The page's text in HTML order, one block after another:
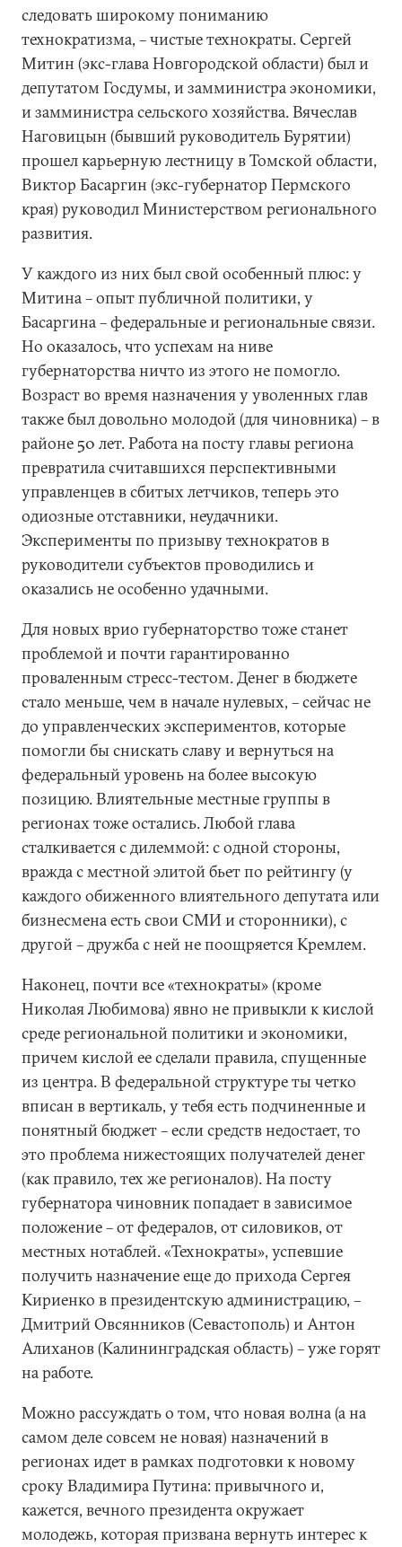
следовать широкому пониманию
технократизма, – чистые технократы. Сергей
Митин (экс-глава Новгородской области) был и
депутатом Госдумы, и замминистра экономики,
и замминистра сельского хозяйства. Вячеслав
Наговицын (бывший руководитель Бурятии)
прошел карьерную лестницу в Томской области,
Виктор Басаргин (экс-губернатор Пермского
края) руководил Министерством регионального
развития.
У каждого из них был свой особенный плюс: у
Митина – опыт публичной политики, у
Басаргина – федеральные и региональные связи.
Но оказалось, что успехам на ниве
губернаторства ничто из этого не помогло.
Возраст во время назначения у уволенных глав
также был довольно молодой (для чиновника) – в
районе 50 лет. Работа на посту главы региона
превратила считавшихся перспективными
управленцев в сбитых летчиков, теперь это
одиозные отставники, неудачники.
Эксперименты по призыву технократов в
руководители субъектов проводились и
оказались не особенно удачными.
Для новых врио губернаторство тоже станет
проблемой и почти гарантированно
проваленным стресс-тестом. Денег в бюджете
стало меньше, чем в начале нулевых, – сейчас не
до управленческих экспериментов, которые
помогли бы снискать славу и вернуться на
федеральный уровень на более высокую
позицию. Влиятельные местные группы в
регионах тоже остались. Любой глава
сталкивается с дилеммой: с одной стороны,
вражда с местной элитой бьет по рейтингу (у
каждого обиженного влиятельного депутата или
бизнесмена есть свои СМИ и сторонники), с
другой – дружба с ней не поощряется Кремлем.
Наконец, почти все «технократы» (кроме
Николая Любимова) явно не привыкли к кислой
среде региональной политики и экономики,
причем кислой ее сделали правила, спущенные
из центра. В федеральной структуре ты четко
вписан в вертикаль, у тебя есть подчиненные и
понятный бюджет – если средств недостает, то
это проблема нижестоящих получателей денег
(как правило, тех же регионалов). На посту
губернатора чиновник попадает в зависимое
положение – от федералов, от силовиков, от
местных нотаблей. «Технократы», успевшие
получить назначение еще до прихода Сергея
Кириенко в президентскую администрацию, –
Дмитрий Овсянников (Севастополь) и Антон
Алиханов (Калининградская область) – уже горят
на работе.
Можно рассуждать о том, что новая волна (а на
самом деле совсем не новая) назначений в
регионах идет в рамках подготовки к новому
сроку Владимира Путина: привычного и,
кажется, вечного президента окружает
молодежь, которая призвана вернуть интерес к